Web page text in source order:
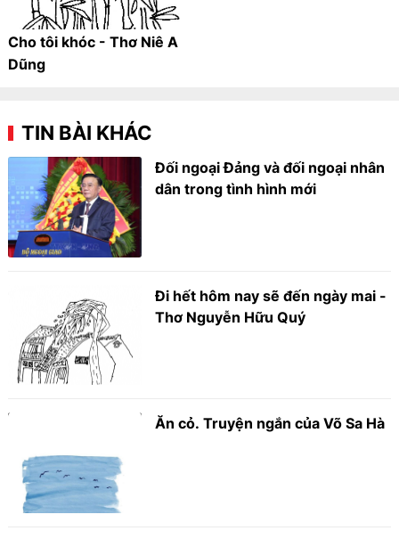
Cho tôi khóc - Thơ Niê A
Dũng
TIN BÀI KHÁC
Đối ngoại Đảng và đối ngoại nhân
dân trong tình hình mới
Đi hết hôm nay sẽ đến ngày mai -
Thơ Nguyễn Hữu Quý
Ăn cỏ. Truyện ngắn của Võ Sa Hà